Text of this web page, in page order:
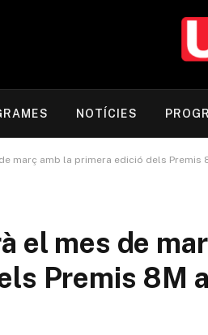
NOTÍCIES
març amb la primera edició dels Premis
el mes de
Premis 8M